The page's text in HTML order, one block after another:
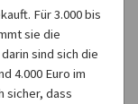
Für 3.000 bis
sie die
sind sich die
4.000 Euro im
sicher, dass